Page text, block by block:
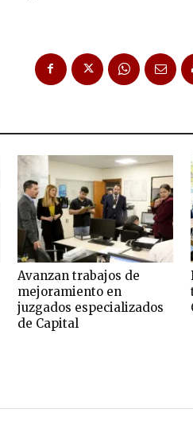
Avanzan trabajos de
mejoramiento en
juzgados especializados
de Capital